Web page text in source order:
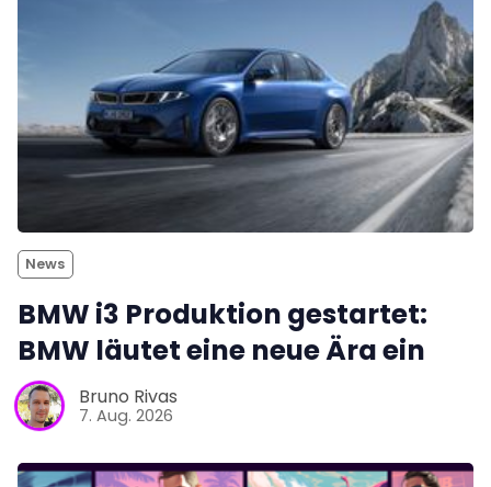
News
BMW i3 Produktion gestartet:
BMW läutet eine neue Ära ein
Bruno Rivas
7. Aug. 2026